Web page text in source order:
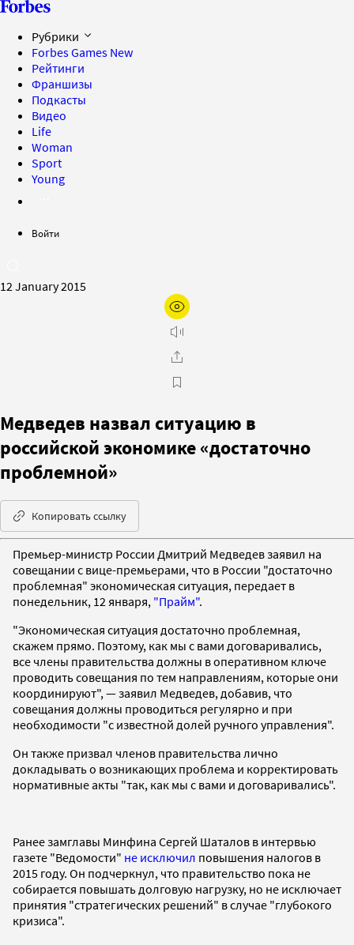
Рубрики
Forbes Games New
Рейтинги
Франшизы
Подкасты
Видео
Life
Woman
Sport
Young
Войти
12 January 2015
Медведев назвал ситуацию в
российской экономике «достаточно
проблемной»
Копировать ссылку
Премьер-министр России Дмитрий Медведев заявил на
совещании с вице-премьерами, что в России "достаточно
проблемная" экономическая ситуация, передает в
понедельник, 12 января, "Прайм".
"Экономическая ситуация достаточно проблемная,
скажем прямо. Поэтому, как мы с вами договаривались,
все члены правительства должны в оперативном ключе
проводить совещания по тем направлениям, которые они
координируют", — заявил Медведев, добавив, что
совещания должны проводиться регулярно и при
необходимости "с известной долей ручного управления".
Он также призвал членов правительства лично
докладывать о возникающих проблема и корректировать
нормативные акты "так, как мы с вами и договаривались".
Ранее замглавы Минфина Сергей Шаталов в интервью
газете "Ведомости" не исключил повышения налогов в
2015 году. Он подчеркнул, что правительство пока не
собирается повышать долговую нагрузку, но не исключает
принятия "стратегических решений" в случае "глубокого
кризиса".